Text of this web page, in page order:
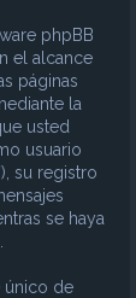
phpBB
el alcance
páginas
la
usted
usuario
su registro
se haya
único de